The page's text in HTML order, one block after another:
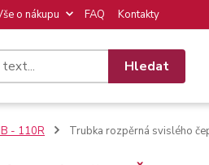
o nákupu FAQ Kontakty
Hledat
- 110R Trubka rozpěrná svislého